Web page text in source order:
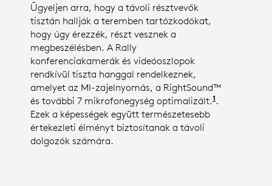
Ügyeljen arra, hogy a távoli résztvevők
tisztán hallják a teremben tartózkodókat,
hogy úgy érezzék, részt vesznek a
megbeszélésben. A Rally
konferenciakamerák és videóoszlopok
rendkívül tiszta hanggal rendelkeznek,
amelyet az MI-zajelnyomás, a RightSound™
és további 7 mikrofonegység optimalizált.1 A
.
Ezek a képességek együtt természetesebb
értekezleti élményt biztosítanak a távoli
dolgozók számára.